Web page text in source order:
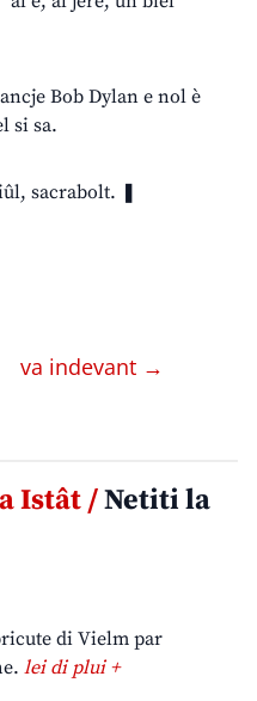
Bob Dylan e nol è
si sa.
sacrabolt. ❚
va indevant →
Istât /Netiti la
di Vielm par
lei di plui +